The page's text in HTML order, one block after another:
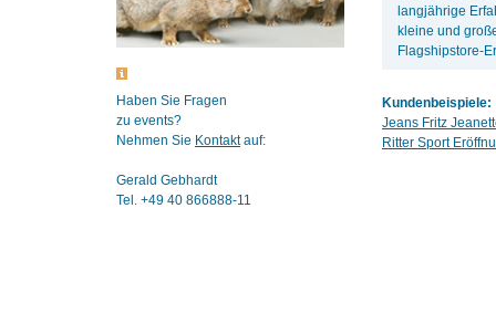
Haben Sie Fragen
zu events?
Nehmen Sie Kontaktauf:
Gerald Gebhardt
Tel. +49 40 866888-11
langjährige
kleine und
Flagshipstore-
Kundenbeispiele:
Jeans Fritz
Ritter Sport